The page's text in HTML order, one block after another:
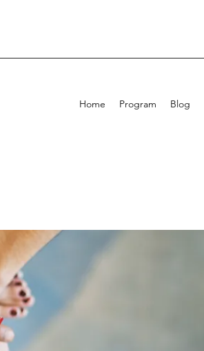
Home Program Blog